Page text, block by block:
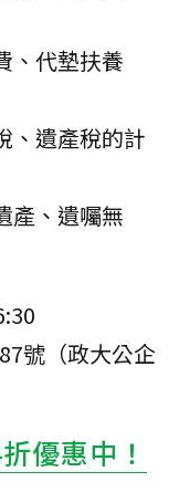
代墊扶養
遺產稅的計
、遺囑無
號（政大公企
優惠中！